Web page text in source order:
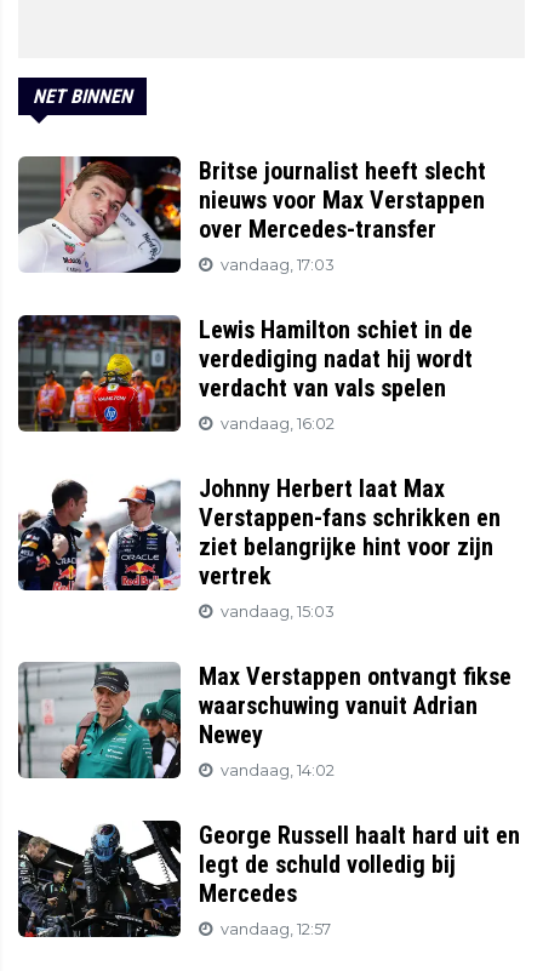
NET BINNEN
Britse journalist heeft slecht
nieuws voor Max Verstappen
over Mercedes-transfer
vandaag, 17:03
Lewis Hamilton schiet in de
verdediging nadat hij wordt
verdacht van vals spelen
vandaag, 16:02
Johnny Herbert laat Max
Verstappen-fans schrikken en
ziet belangrijke hint voor zijn
vertrek
vandaag, 15:03
Max Verstappen ontvangt fikse
waarschuwing vanuit Adrian
Newey
vandaag, 14:02
George Russell haalt hard uit en
legt de schuld volledig bij
Mercedes
vandaag, 12:57